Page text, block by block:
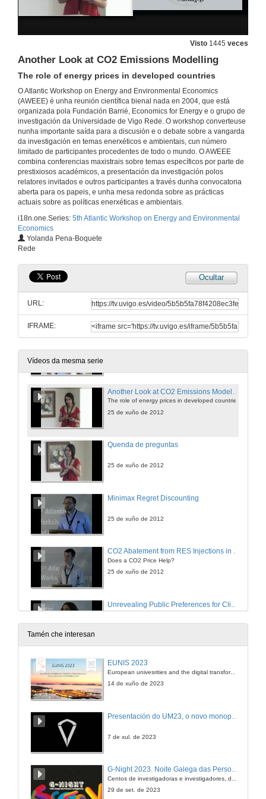
Visto 1445 veces
Another Look at CO2 Emissions Modelling
The role of energy prices in developed countries
O Atlantic Workshop on Energy and Environmental Economics
(AWEEE) é unha reunión científica bienal nada en 2004, que está
organizada pola Fundación Barrié, Economics for Energy e o grupo de
investigación da Universidade de Vigo Rede. O workshop converteuse
nunha importante saída para a discusión e o debate sobre a vangarda
da investigación en temas enerxéticos e ambientais, cun número
limitado de participantes procedentes de todo o mundo. O AWEEE
combina conferencias maxistrais sobre temas específicos por parte de
prestixiosos académicos, a presentación da investigación polos
relatores invitados e outros participantes a través dunha convocatoria
aberta para os papeis, e unha mesa redonda sobre as prácticas
actuais sobre as políticas enerxéticas e ambientais.
i18n.one.Series: 5th Atlantic Workshop on Energy and Environmental
Economics
Yolanda Pena-Boquete
Rede
Ocultar
URL:
IFRAME:
Vídeos da mesma serie
25 de xuño de 2012
Quenda de preguntas
25 de xuño de 2012
Land Use Dynamics and the Environment
25 de xuño de 2012
Natural Resources and Sovereign Expropriation
25 de xuño de 2012
Quenda de preguntas
The role of energy prices in developed countries
25 de xuño de 2012
Quenda de preguntas
25 de xuño de 2012
Minimax Regret Discounting
25 de xuño de 2012
CO2 Abatement from RES Injections in the German Electricity Sector
Does a CO2 Price Help?
25 de xuño de 2012
25 de xuño de 2012
Tamén che interesan
EUNIS 2023
European univesrities and the digital transformation: challenges and opportunities ahead
14 de xuño de 2023
7 de xul. de 2023
G-Night 2023. Noite Galega das Persoas Investigadoras. Conciencias creativas
29 de set. de 2023